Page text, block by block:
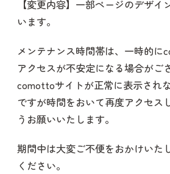
【変更内容】一部ページのデザ
います。
メンテナンス時間帯は、一時的に
アクセスが不安定になる場合がご
comottoサイトが正常に表示され
ですが時間をおいて再度アクセス
うお願いいたします。
期間中は大変ご不便をおかけいた
ください。